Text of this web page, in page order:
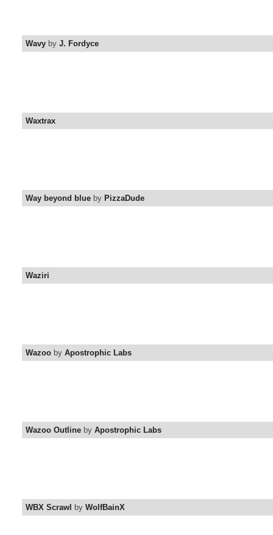
Wavy by J. Fordyce
Waxtrax
Way beyond blue by PizzaDude
Waziri
Wazoo by Apostrophic Labs
Wazoo Outline by Apostrophic Labs
WBX Scrawl by WolfBainX